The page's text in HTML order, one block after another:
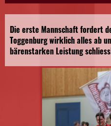
Die erste Mannschaft fordert
Toggenburg wirklich alles ab
bärenstarken Leistung